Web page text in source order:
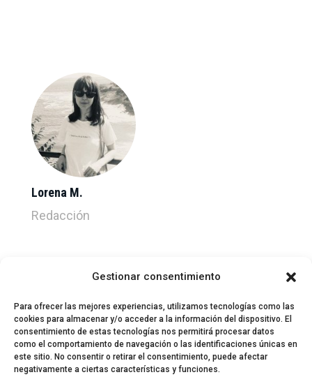
Gestionar consentimiento
Para ofrecer las mejores experiencias, utilizamos tecnologías como las
cookies para almacenar y/o acceder a la información del dispositivo. El
consentimiento de estas tecnologías nos permitirá procesar datos
como el comportamiento de navegación o las identificaciones únicas en
este sitio. No consentir o retirar el consentimiento, puede afectar
negativamente a ciertas características y funciones.
Lorena M.
Redacción